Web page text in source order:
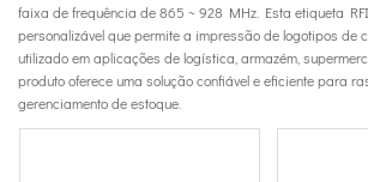
faixa de frequência de 865 ~ 928 MHz. Esta etiqueta
personalizável que permite a impressão de logotipos de
utilizado em aplicações de logística, armazém,
produto oferece uma solução confiável e eficiente para
gerenciamento de estoque.